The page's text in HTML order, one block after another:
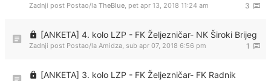
3
Zadnji post Postao/la TheBlue, pet apr 13, 2018 11:24 am
[ANKETA] 4. kolo LZP - FK Željezničar- NK Široki Brijeg
1
Zadnji post Postao/la Amidza, sub apr 07, 2018 6:56 pm
[ANKETA] 3. kolo LZP - FK Željezničar- FK Radnik